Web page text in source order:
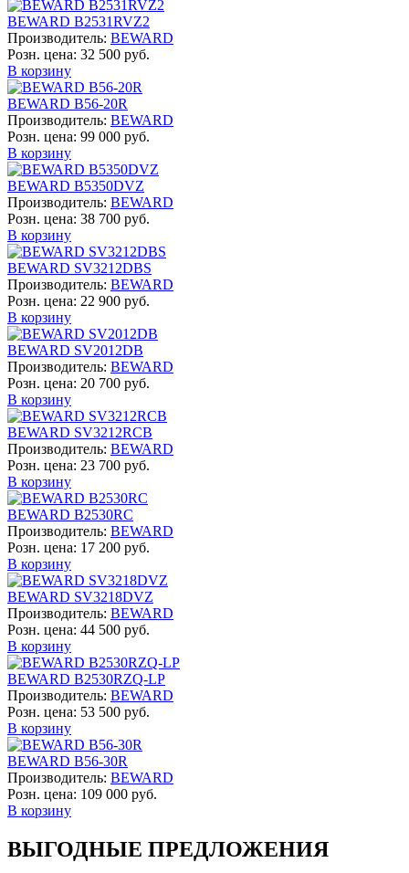
BEWARD B2531RVZ2
Производитель: BEWARD
Розн. цена: 32 500 руб.
В корзину
BEWARD B56-20R
Производитель: BEWARD
Розн. цена: 99 000 руб.
В корзину
BEWARD B5350DVZ
Производитель: BEWARD
Розн. цена: 38 700 руб.
В корзину
BEWARD SV3212DBS
Производитель: BEWARD
Розн. цена: 22 900 руб.
В корзину
BEWARD SV2012DB
Производитель: BEWARD
Розн. цена: 20 700 руб.
В корзину
BEWARD SV3212RCB
Производитель: BEWARD
Розн. цена: 23 700 руб.
В корзину
BEWARD B2530RC
Производитель: BEWARD
Розн. цена: 17 200 руб.
В корзину
BEWARD SV3218DVZ
Производитель: BEWARD
Розн. цена: 44 500 руб.
В корзину
BEWARD B2530RZQ-LP
Производитель: BEWARD
Розн. цена: 53 500 руб.
В корзину
BEWARD B56-30R
Производитель: BEWARD
Розн. цена: 109 000 руб.
В корзину
ВЫГОДНЫЕ ПРЕДЛОЖЕНИЯ